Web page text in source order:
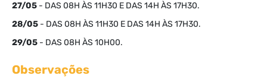
27/05 - DAS 08H ÀS 11H30 E DAS 14H ÀS 17H30.
28/05 - DAS 08H ÀS 11H30 E DAS 14H ÀS 17H30.
29/05 - DAS 08H ÀS 10H00.
Observações